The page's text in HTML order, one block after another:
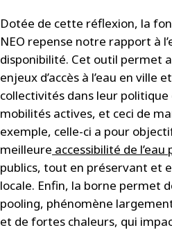
Dotée de cette réflexion, la
NEO repense notre rapport à
disponibilité. Cet outil permet
enjeux d’accès à l’eau en ville
collectivités dans leur
mobilités actives, et ceci de
exemple, celle-ci a pour
meilleure accessibilité de l’eau
publics, tout en préservant et
locale. Enfin, la borne permet
pooling, phénomène
et de fortes chaleurs, qui